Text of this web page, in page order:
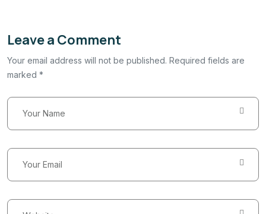
Leave a Comment
Your email address will not be published. Required fields are
marked *